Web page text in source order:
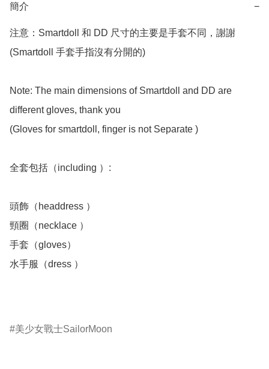
簡介 −
注意：Smartdoll 和 DD 尺寸的主要是手套不同，謝謝
(Smartdoll 手套手指沒有分開的)
Note: The main dimensions of Smartdoll and DD are
different gloves, thank you
(Gloves for smartdoll, finger is not Separate )
全套包括（including ）:
頭飾（headdress ）
頸圈（necklace ）
手套（gloves）
水手服（dress ）
美少女戰士SailorMoon